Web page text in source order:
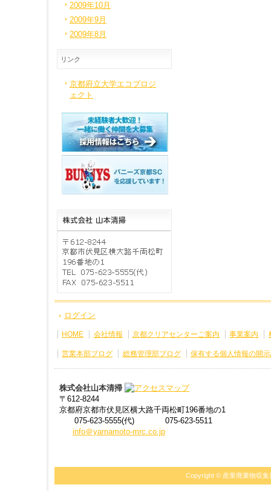
2009年10月
2009年9月
2009年8月
リンク
京都府立大学エコプロジ
ェクト
ログイン
HOME 会社情報 京都クリアセンターご案内 事業案内
営業本部ブログ 総務管理部ブログ 保有する個人情報の開
株式会社山本清掃
〒612-8244
京都府京都市伏見区横大路千両松町196番地の1
075-623-5555(代)
075-623-5511
info＠yamamoto-mrc.co.jp
Copyright © 産業廃棄物収